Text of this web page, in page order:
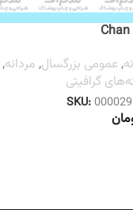
,عمومی بزرگسال, مردانه,
گرافیتی
SKU: